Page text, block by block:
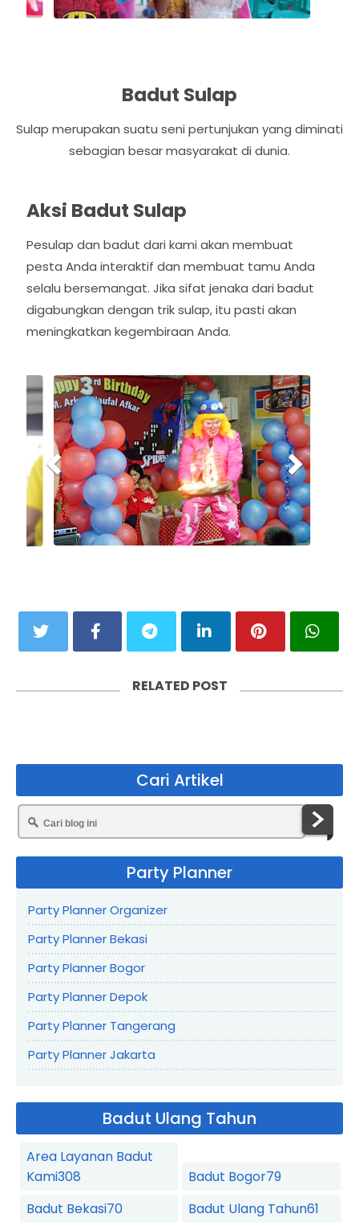
Badut Sulap
Sulap merupakan suatu seni pertunjukan yang diminati
sebagian besar masyarakat di dunia.
Aksi Badut Sulap
Pesulap dan badut dari kami akan membuat
pesta Anda interaktif dan membuat tamu Anda
selalu bersemangat. Jika sifat jenaka dari badut
digabungkan dengan trik sulap, itu pasti akan
meningkatkan kegembiraan Anda.
P
r
e
v
i
o
u
s
N
e
x
t
RELATED POST
Cari Artikel
Party Planner
Party Planner Organizer
Party Planner Bekasi
Party Planner Bogor
Party Planner Depok
Party Planner Tangerang
Party Planner Jakarta
Badut Ulang Tahun
Area Layanan Badut
Kami308 Badut Bogor79
Badut Bekasi70 Badut Ulang Tahun61